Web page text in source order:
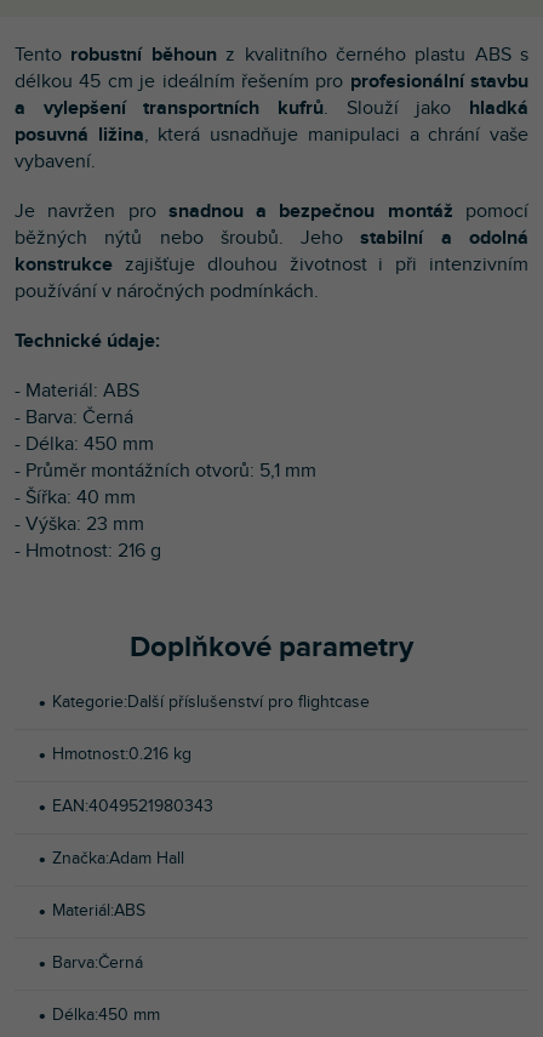
Tento robustní běhoun z kvalitního černého plastu ABS s
délkou 45 cm je ideálním řešením pro profesionální stavbu
a vylepšení transportních kufrů. Slouží jako hladká
posuvná ližina, která usnadňuje manipulaci a chrání vaše
vybavení.
Je navržen pro snadnou a bezpečnou montáž pomocí
běžných nýtů nebo šroubů. Jehostabilní a odolná
konstrukce zajišťuje dlouhou životnost i při intenzivním
používání v náročných podmínkách.
Technické údaje:
- Materiál: ABS
- Barva: Černá
- Délka: 450 mm
- Průměr montážních otvorů: 5,1 mm
- Šířka: 40 mm
- Výška: 23 mm
- Hmotnost: 216 g
Doplňkové parametry
Kategorie:Další příslušenství pro flightcase
Hmotnost:0.216 kg
EAN:4049521980343
Značka:Adam Hall
Materiál:ABS
Barva:Černá
Délka:450 mm